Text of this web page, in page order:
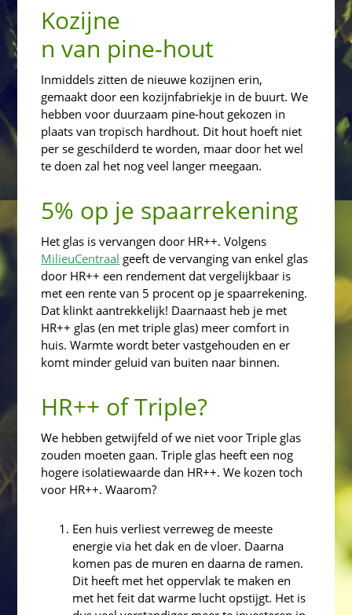
Kozijne
n van pine-hout
Inmiddels zitten de nieuwe kozijnen erin,
gemaakt door een kozijnfabriekje in de buurt. We
hebben voor duurzaam pine-hout gekozen in
plaats van tropisch hardhout. Dit hout hoeft niet
per se geschilderd te worden, maar door het wel
te doen zal het nog veel langer meegaan.
5% op je spaarrekening
Het glas is vervangen door HR++. Volgens
MilieuCentraal geeft de vervanging van enkel glas
door HR++ een rendement dat vergelijkbaar is
met een rente van 5 procent op je spaarrekening.
Dat klinkt aantrekkelijk! Daarnaast heb je met
HR++ glas (en met triple glas) meer comfort in
huis. Warmte wordt beter vastgehouden en er
komt minder geluid van buiten naar binnen.
HR++ of Triple?
We hebben getwijfeld of we niet voor Triple glas
zouden moeten gaan. Triple glas heeft een nog
hogere isolatiewaarde dan HR++. We kozen toch
voor HR++. Waarom?
Een huis verliest verreweg de meeste
energie via het dak en de vloer. Daarna
komen pas de muren en daarna de ramen.
Dit heeft met het oppervlak te maken en
met het feit dat warme lucht opstijgt. Het is